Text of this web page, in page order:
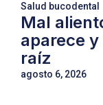
Salud bucodental
Mal
aparece
raíz
agosto 6, 2026